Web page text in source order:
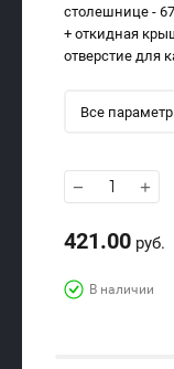
столешнице -
+ откидная
отверстие для
Все
− +
421.00 руб.
В наличии